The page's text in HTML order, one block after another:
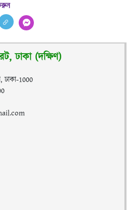
ঢাকা (দক্ষিণ)
ঢাকা-1000